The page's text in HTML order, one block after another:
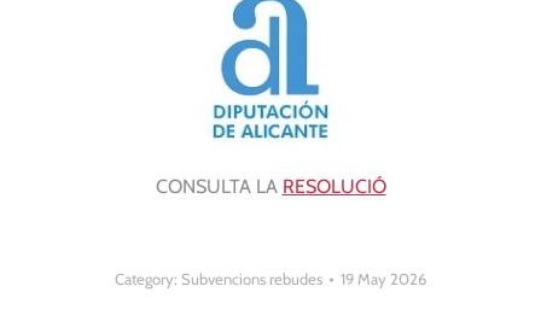
CONSULTA LA RESOLUCIÓ
Category: Subvencions rebudes 19 May 2026